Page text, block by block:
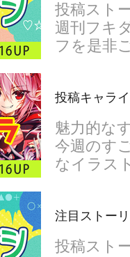
投稿スト
週刊フキ
フを是非
投稿キャラ
魅力的な
今週のす
なイラス
注目ストー
投稿スト